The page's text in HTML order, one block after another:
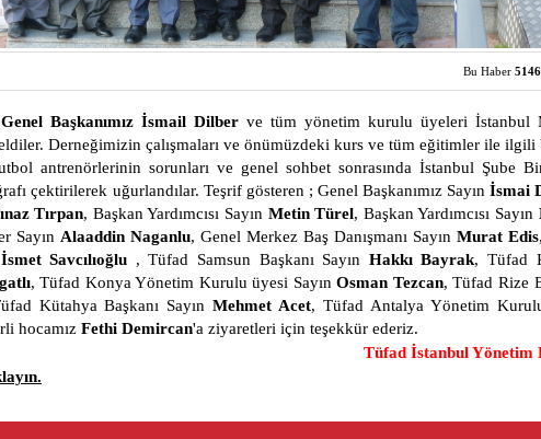
Bu Haber 5146
Genel Başkanımız İsmail Dilberve tüm yönetim kurulu üyeleri İstanbul
Derneğimizin çalışmaları ve önümüzdeki kurs ve tüm eğitimler ile
antrenörlerinin sorunları ve genel sohbet sonrasında İstanbul Şube
çektirilerek uğurlandılar. Teşrif gösteren ; Genel Başkanımız Sayınİsmai
Tırpan, Başkan Yardımcısı Sayın Metin Türel, Başkan Yardımcısı Sayın
Sayın Alaaddin Naganlu, Genel Merkez Baş Danışmanı Sayın Murat Edis
İsmet Savcılıoğlu , Tüfad Samsun Başkanı Sayın Hakkı Bayrak, Tüfad
, Tüfad Konya Yönetim Kurulu üyesi SayınOsman Tezcan, Tüfad Rize
Kütahya Başkanı SayınMehmet Acet, Tüfad Antalya Yönetim
hocamız Fethi Demircan'a ziyaretleri için teşekkür ederiz.
Tüfad İstanbul Yönetim